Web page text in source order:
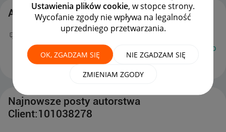
Ustawienia plików cookie, w stopce strony.
Wycofanie zgody nie wpływa na legalność
uprzedniego przetwarzania.
OK, ZGADZAM SIĘ NIE ZGADZAM SIĘ
ZMIENIAM ZGODY
Aktywność Client:101038278
Twój nowy wpis
Czy jest to potwierdzenie
odzyskania pieniędzy?na forum
Kupujący o Allegro
Lokalniemożna już podziwiać :)‎03-12-2022
Najnowsze posty autorstwa
Client:101038278